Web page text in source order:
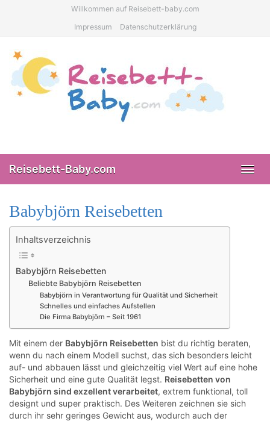
Willkommen auf Reisebett-baby.com
Impressum
Datenschutzerklärung
Reisebett-Baby.com
Babybjörn Reisebetten
Inhaltsverzeichnis
Babybjörn Reisebetten
Beliebte Babybjörn Reisebetten
Babybjörn in Verantwortung für Qualität und Sicherheit
Schnelles und einfaches Aufstellen
Die Firma Babybjörn – Seit 1961
Mit einem der Babybjörn Reisebetten bist du richtig beraten,
wenn du nach einem Modell suchst, das sich besonders leicht
auf- und abbauen lässt und gleichzeitig viel Wert auf eine hohe
Sicherheit und eine gute Qualität legst. Reisebetten von
Babybjörn sind exzellent verarbeitet, extrem funktional, toll
designt und super praktisch. Des Weiteren zeichnen sie sich
durch ihr sehr geringes Gewicht aus, wodurch auch der